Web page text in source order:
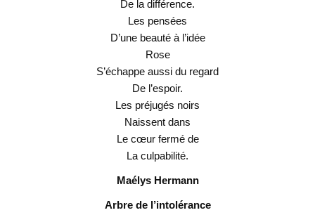
De la différence.
Les pensées
D’une beauté à l’idée
Rose
S’échappe aussi du regard
De l’espoir.
Les préjugés noirs
Naissent dans
Le cœur fermé de
La culpabilité.
Maélys Hermann
Arbre de l’intolérance